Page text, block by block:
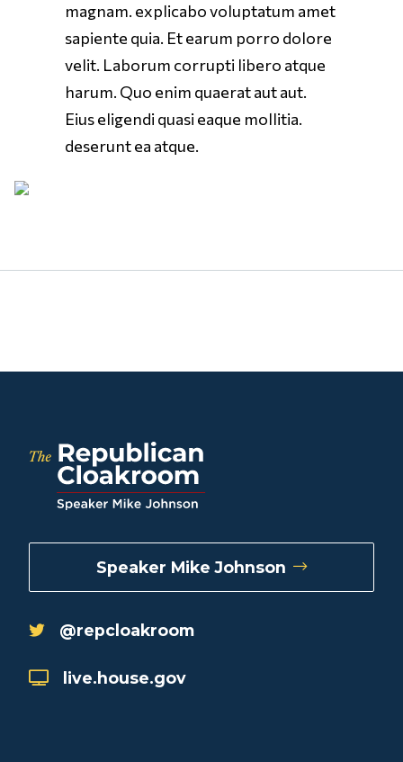
magnam. explicabo voluptatum amet
sapiente quia. Et earum porro dolore
velit. Laborum corrupti libero atque
harum. Quo enim quaerat aut aut.
Eius eligendi quasi eaque mollitia.
deserunt ea atque.
Speaker Mike Johnson
@repcloakroom
live.house.gov